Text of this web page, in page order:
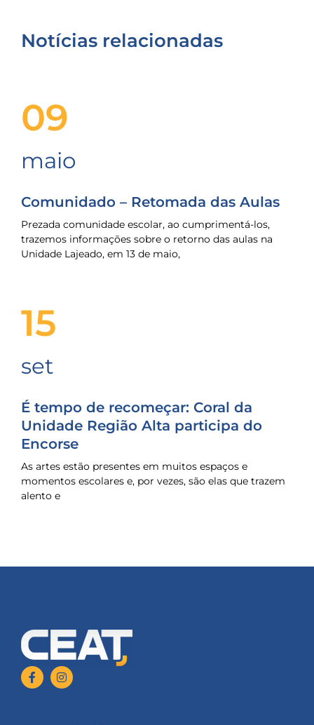
Notícias relacionadas
09
maio
Comunidado – Retomada das Aulas
Prezada comunidade escolar, ao cumprimentá-los,
trazemos informações sobre o retorno das aulas na
Unidade Lajeado, em 13 de maio,
15
set
É tempo de recomeçar: Coral da
Unidade Região Alta participa do
Encorse
As artes estão presentes em muitos espaços e
momentos escolares e, por vezes, são elas que trazem
alento e